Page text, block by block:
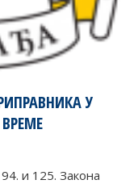
У
и 125. Закона